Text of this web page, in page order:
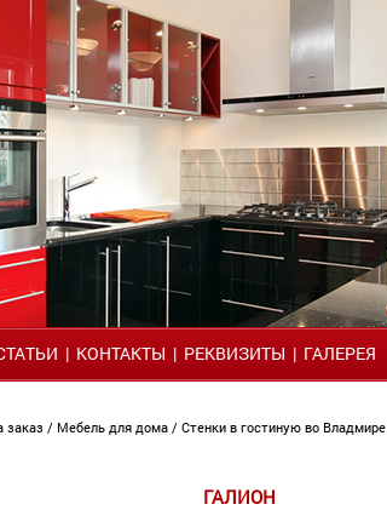
| КОНТАКТЫ | РЕКВИЗИТЫ | ГАЛЕРЕЯ
заказ / Мебель для дома / Стенки в гостиную во Владмире
ГАЛИОН